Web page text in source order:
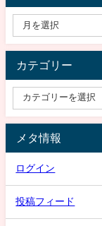
カテゴリー
メタ情報
ログイン
投稿フィード